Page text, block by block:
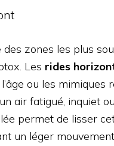
des zones les plus
Les rides
ou les mimiques
air fatigué, inquiet
permet de lisser
un léger